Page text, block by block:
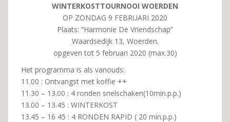
WINTERKOSTTOURNOOI WOERDEN
OP ZONDAG 9 FEBRUARI 2020
Plaats: “Harmonie De Vriendschap”
Waardsedijk 13, Woerden.
opgeven tot 5 februari 2020 (max.30)
Het programma is als vanouds:
11.00 : Ontvangst met koffie ++
11.30 – 13.00 : 4 ronden snelschaken(10min.p.p.)
13.00 – 13.45 : WINTERKOST
13.45 – 16 45 : 4 RONDEN RAPID ( 20 min.p.p.)